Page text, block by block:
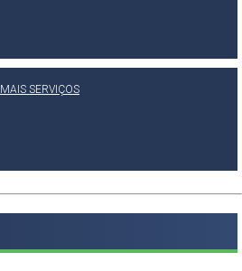
MAIS SERVIÇOS